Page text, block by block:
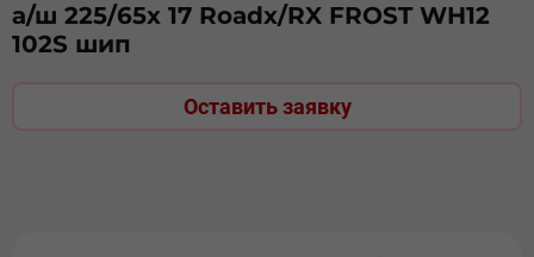
а/ш 225/65х 17 Roadx/RX FROST WH12
102S шип
Оставить заявку